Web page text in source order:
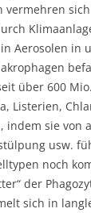
vermehren
Aerosolen in
über 600
Listerien,
indem sie von
usw.
noch
der
sich in